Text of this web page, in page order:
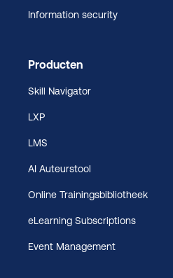
Information security
Producten
Skill Navigator
LXP
LMS
AI Auteurstool
Online Trainingsbibliotheek
eLearning Subscriptions
Event Management